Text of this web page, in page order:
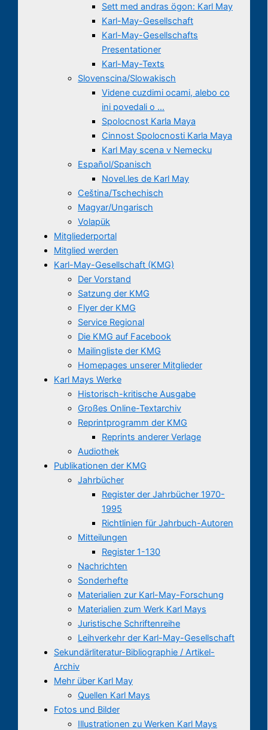
Sett med andras ögon: Karl May
Karl-May-Gesellschaft
Karl-May-Gesellschafts
Presentationer
Karl-May-Texts
Slovenscina/Slowakisch
Videne cuzdimi ocami, alebo co
ini povedali o …
Spolocnost Karla Maya
Cinnost Spolocnosti Karla Maya
Karl May scena v Nemecku
Español/Spanisch
Novel.les de Karl May
Ceština/Tschechisch
Magyar/Ungarisch
Volapük
Mitgliederportal
Mitglied werden
Karl-May-Gesellschaft (KMG)
Der Vorstand
Satzung der KMG
Flyer der KMG
Service Regional
Die KMG auf Facebook
Mailingliste der KMG
Homepages unserer Mitglieder
Karl Mays Werke
Historisch-kritische Ausgabe
Großes Online-Textarchiv
Reprintprogramm der KMG
Reprints anderer Verlage
Audiothek
Publikationen der KMG
Jahrbücher
Register der Jahrbücher 1970-
1995
Richtlinien für Jahrbuch-Autoren
Mitteilungen
Register 1-130
Nachrichten
Sonderhefte
Materialien zur Karl-May-Forschung
Materialien zum Werk Karl Mays
Juristische Schriftenreihe
Leihverkehr der Karl-May-Gesellschaft
Sekundärliteratur-Bibliographie / Artikel-
Archiv
Mehr über Karl May
Quellen Karl Mays
Fotos und Bilder
Illustrationen zu Werken Karl Mays